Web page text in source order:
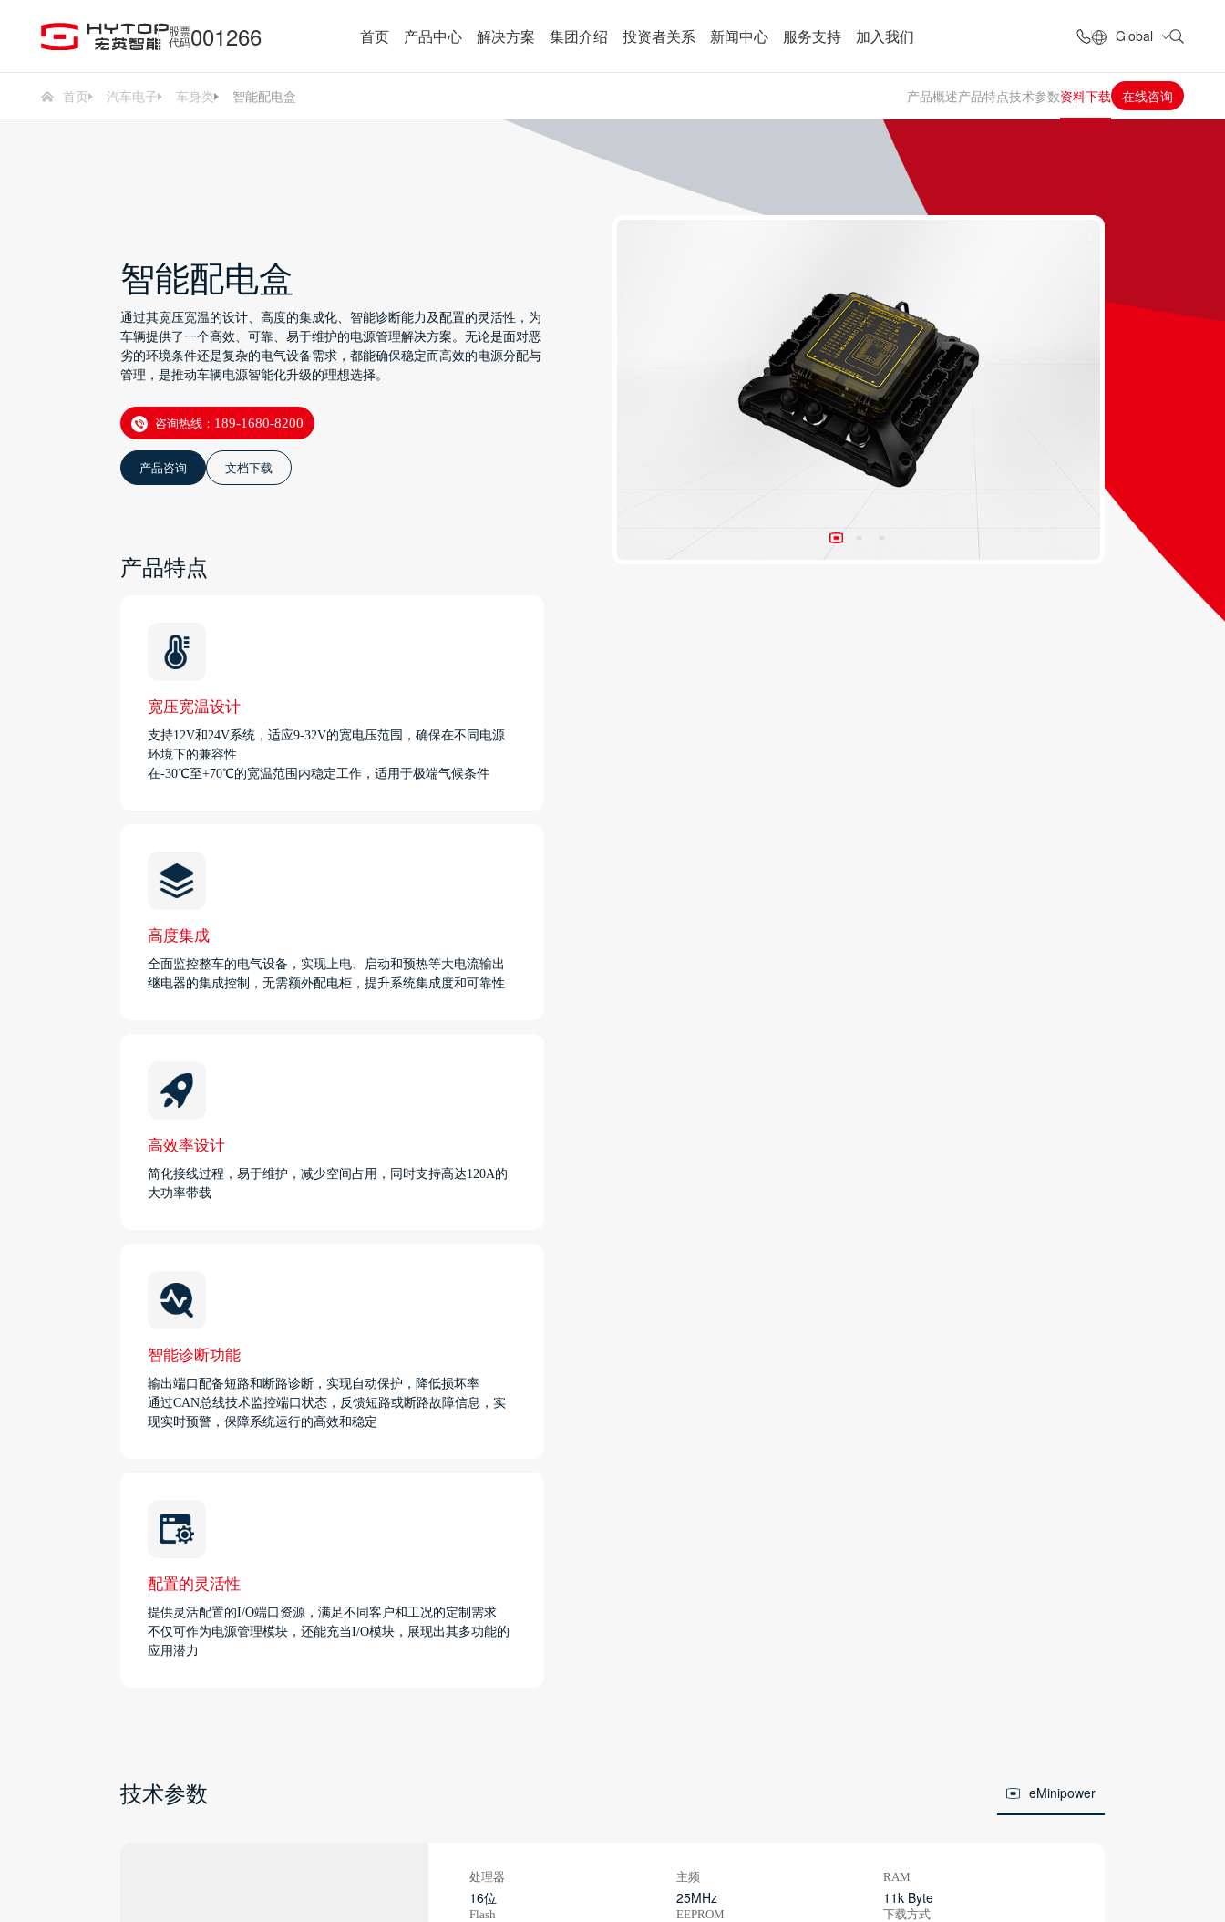
股票
代码001266 首页 产品中心 解决方案 集团介绍 投资者关系 新闻中心 服务支持 加入我们 Global
首页 汽车电子 车身类 智能配电盒 产品概述产品特点技术参数资料下载 在线咨询
智能配电盒
通过其宽压宽温的设计、高度的集成化、智能诊断能力及配置的灵活性，为
车辆提供了一个高效、可靠、易于维护的电源管理解决方案。无论是面对恶
劣的环境条件还是复杂的电气设备需求，都能确保稳定而高效的电源分配与
管理，是推动车辆电源智能化升级的理想选择。
咨询热线： 189-1680-8200
产品咨询 文档下载
产品特点
宽压宽温设计
支持12V和24V系统，适应9-32V的宽电压范围，确保在不同电源
环境下的兼容性
在-30℃至+70℃的宽温范围内稳定工作，适用于极端气候条件
高度集成
全面监控整车的电气设备，实现上电、启动和预热等大电流输出
继电器的集成控制，无需额外配电柜，提升系统集成度和可靠性
高效率设计
简化接线过程，易于维护，减少空间占用，同时支持高达120A的
大功率带载
智能诊断功能
输出端口配备短路和断路诊断，实现自动保护，降低损坏率
通过CAN总线技术监控端口状态，反馈短路或断路故障信息，实
现实时预警，保障系统运行的高效和稳定
配置的灵活性
提供灵活配置的I/O端口资源，满足不同客户和工况的定制需求
不仅可作为电源管理模块，还能充当I/O模块，展现出其多功能的
应用潜力
技术参数 eMinipower
处理器
16位
主频
25MHz
RAM
11k Byte
Flash EEPROM 下载方式